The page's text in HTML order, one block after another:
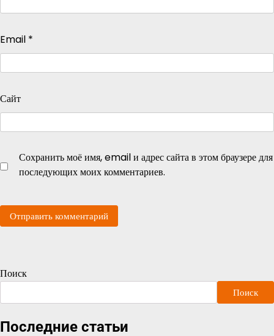
Email *
Сайт
Сохранить моё имя, email и адрес сайта в этом браузере для
последующих моих комментариев.
Поиск
Поиск
Последние статьи